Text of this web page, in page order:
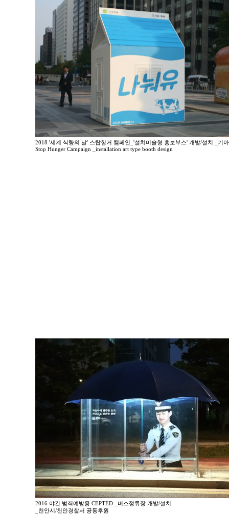
2018 '세계 식량의 날' 스탑헝거 캠페인_'설치미술형 홍보부스' 개발/설치 _기
Stop Hunger Campaign _installation art type booth design
2016 야간 범죄예방용 CEPTED _버스정류장 개발/설치
_천안시/천안경찰서 공동후원